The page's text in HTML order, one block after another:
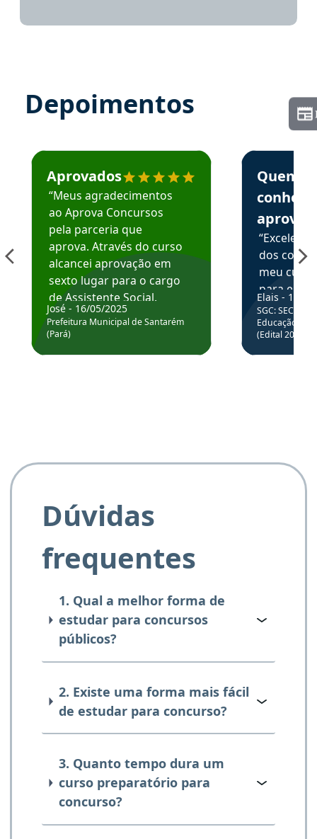
Depoimentos
Estudante José recomenda o Aprova Concursos em
Aprovados
“Meus agradecimentos
ao Aprova Concursos
pela parceria que
aprova. Através do curso
alcancei aprovação em
sexto lugar para o cargo
de Assistente Social.
Hoje estou atuando na
Prefeitura de Santarém.
José - 16/05/2025
Prefeitura Municipal de Santarém
(Pará)
Estudante
Quem
aprova
dos
meu
para
colocar
através
de
Elais - 15/
SGC: SEC BA
Educação
(Edital
Dúvidas
frequentes
1. Qual a melhor forma de
estudar para concursos
públicos?
2. Existe uma forma mais fácil
de estudar para concurso?
3. Quanto tempo dura um
curso preparatório para
concurso?